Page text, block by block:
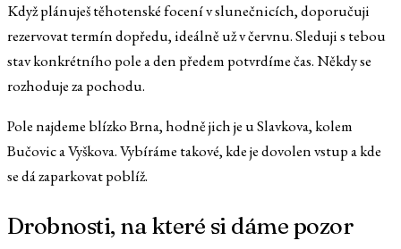
Když plánuješ těhotenské focení v slunečnicích, doporučuji
rezervovat termín dopředu, ideálně už v červnu. Sleduji s tebou
stav konkrétního pole a den předem potvrdíme čas. Někdy se
rozhoduje za pochodu.
Pole najdeme blízko Brna, hodně jich je u Slavkova, kolem
Bučovic a Vyškova. Vybíráme takové, kde je dovolen vstup a kde
se dá zaparkovat poblíž.
Drobnosti, na které si dáme pozor